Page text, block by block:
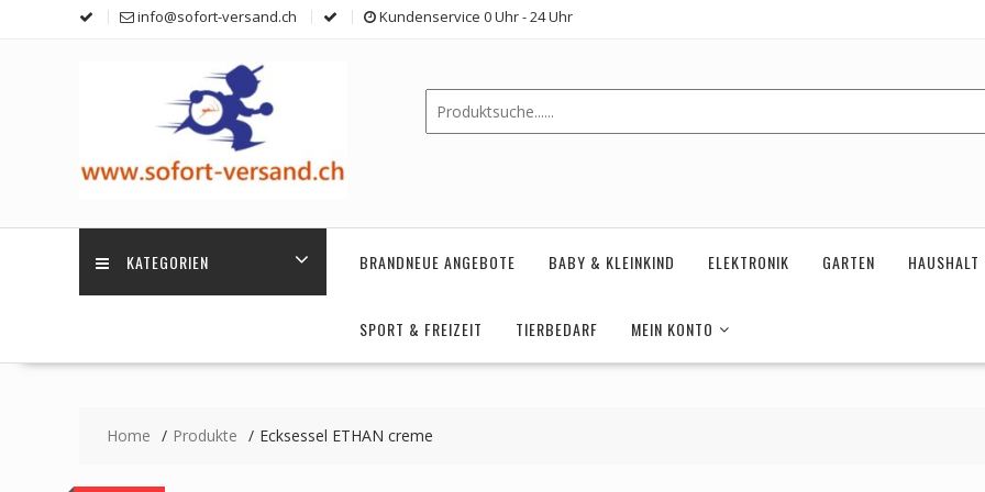
info@sofort-versand.ch Kundenservice 0 Uhr - 24 Uhr
KATEGORIEN BRANDNEUE ANGEBOTE BABY & KLEINKIND ELEKTRONIK GARTEN
SPORT & FREIZEIT TIERBEDARF MEIN KONTO
Home Produkte Ecksessel ETHAN creme